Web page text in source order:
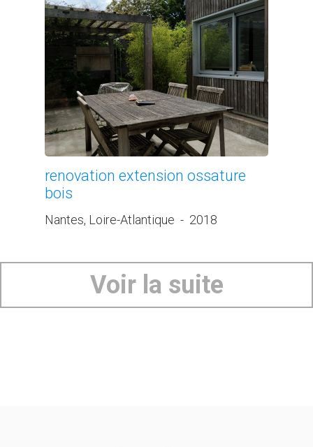
renovation extension ossature
bois
Nantes, Loire-Atlantique - 2018
Voir la suite